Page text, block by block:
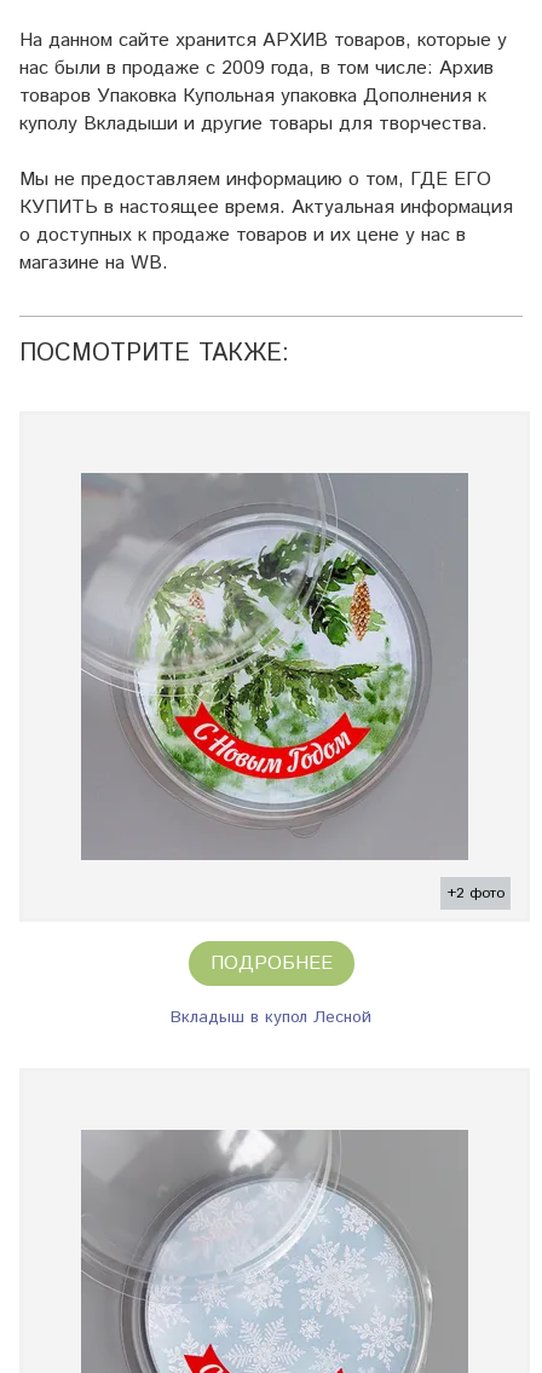
На данном сайте хранится АРХИВ товаров, которые у
нас были в продаже с 2009 года, в том числе: Архив
товаров Упаковка Купольная упаковка Дополнения к
куполу Вкладыши и другие товары для творчества.
Мы не предоставляем информацию о том, ГДЕ ЕГО
КУПИТЬ в настоящее время. Актуальная информация
о доступных к продаже товаров и их цене у нас в
магазине на WB.
ПОСМОТРИТЕ ТАКЖЕ:
+2 фото
ПОДРОБНЕЕ
Вкладыш в купол Лесной